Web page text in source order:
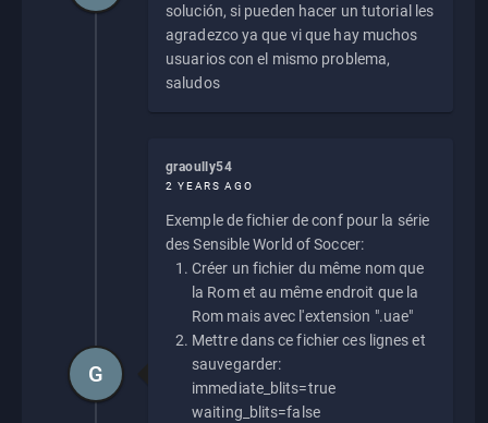
solución, si pueden hacer un tutorial les
agradezco ya que vi que hay muchos
usuarios con el mismo problema,
saludos
graoully54
2 YEARS AGO
Exemple de fichier de conf pour la série
des Sensible World of Soccer:
Créer un fichier du même nom que
la Rom et au même endroit que la
Rom mais avec l'extension ".uae"
Mettre dans ce fichier ces lignes et
sauvegarder:
immediate_blits=true
waiting_blits=false
G